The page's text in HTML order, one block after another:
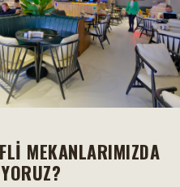
MEKANLARIMIZDA